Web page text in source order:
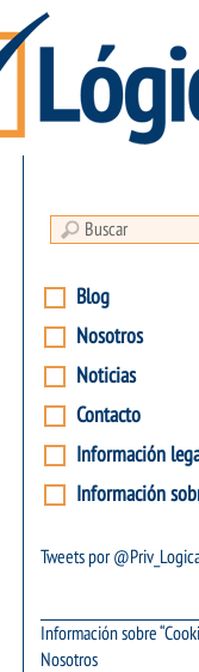
Blog
Nosotros
Noticias
Contacto
Información
Información
Tweets por
Información sobre
Nosotros